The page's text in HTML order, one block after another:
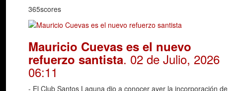
365scores
Mauricio Cuevas es el nuevo
refuerzo santista. 02 de Julio, 2026
06:11
- El Club Santos Laguna dio a conocer ayer la incorporación de